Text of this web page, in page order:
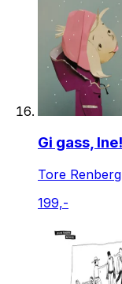
Gi gass, Ine!
Tore
199,-